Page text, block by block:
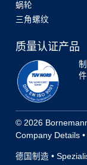
蜗轮
三角螺纹
质量认证产品
© 2026
Company Details•
德国制造 •